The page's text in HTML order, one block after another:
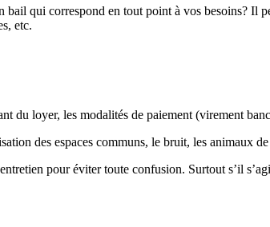
bail qui correspond en tout point à vos besoins? Il
etc.
du loyer, les modalités de paiement (virement
des espaces communs, le bruit, les animaux
pour éviter toute confusion. Surtout s’il